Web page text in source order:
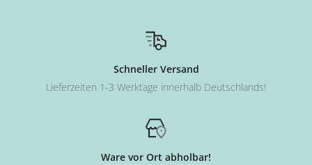
Schneller Versand
Lieferzeiten 1-3 Werktage innerhalb Deutschlands!
Ware vor Ort abholbar!